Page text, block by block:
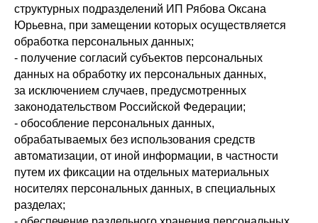
структурных подразделений ИП Рябова Оксана
Юрьевна, при замещении которых осуществляется
обработка персональных данных;
- получение согласий субъектов персональных
данных на обработку их персональных данных,
за исключением случаев, предусмотренных
законодательством Российской Федерации;
- обособление персональных данных,
обрабатываемых без использования средств
автоматизации, от иной информации, в частности
путем их фиксации на отдельных материальных
носителях персональных данных, в специальных
разделах;